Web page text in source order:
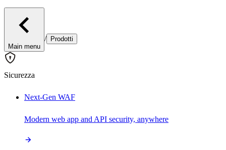
Main menu
/ Prodotti
Sicurezza
Next-Gen WAF
Modern web app and API security, anywhere